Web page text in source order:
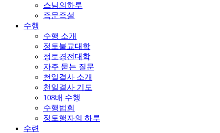
스님의하루
즉문즉설
수행
수행 소개
정토불교대학
정토경전대학
자주 묻는 질문
천일결사 소개
천일결사 기도
108배 수행
수행법회
정토행자의 하루
수련